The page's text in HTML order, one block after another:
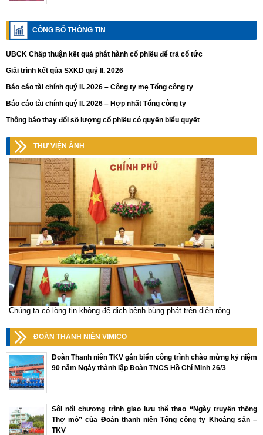
CÔNG BỐ THÔNG TIN
UBCK Chấp thuận kết quả phát hành cổ phiếu để trả cổ tức
Giải trình kết qủa SXKD quý II. 2026
Báo cáo tài chính quý II. 2026 – Công ty mẹ Tổng công ty
Báo cáo tài chính quý II. 2026 – Hợp nhất Tổng công ty
Thông báo thay đổi số lượng cổ phiếu có quyền biểu quyết
THƯ VIỆN ẢNH
Chúng ta có lòng tin không để dịch bệnh bùng phát trên diện rộng
ĐOÀN THANH NIÊN VIMICO
Đoàn Thanh niên TKV gắn biển công trình chào mừng kỷ niệm
90 năm Ngày thành lập Đoàn TNCS Hồ Chí Minh 26/3
Sôi nổi chương trình giao lưu thể thao “Ngày truyền thống
Thợ mỏ” của Đoàn thanh niên Tổng công ty Khoáng sản –
TKV